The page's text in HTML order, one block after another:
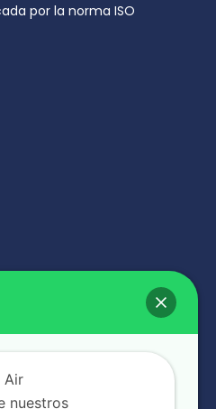
por la norma ISO
Air
nuestros